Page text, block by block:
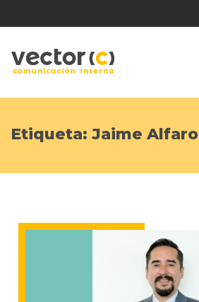
Etiqueta: Jaime Alfaro